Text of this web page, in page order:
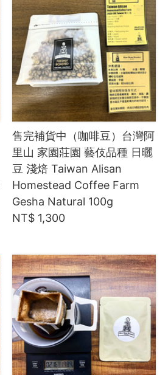
售完補貨中（咖啡豆）台灣阿
里山 家園莊園 藝伎品種 日曬
豆 淺焙 Taiwan Alisan
Homestead Coffee Farm
Gesha Natural 100g
NT$ 1,300